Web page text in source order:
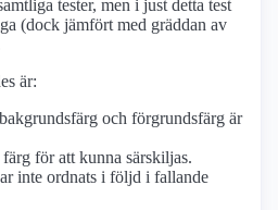
tester, men i just detta test
(dock jämfört med gräddan av
är:
och förgrundsfärg är
för att kunna särskiljas.
inte ordnats i följd i fallande